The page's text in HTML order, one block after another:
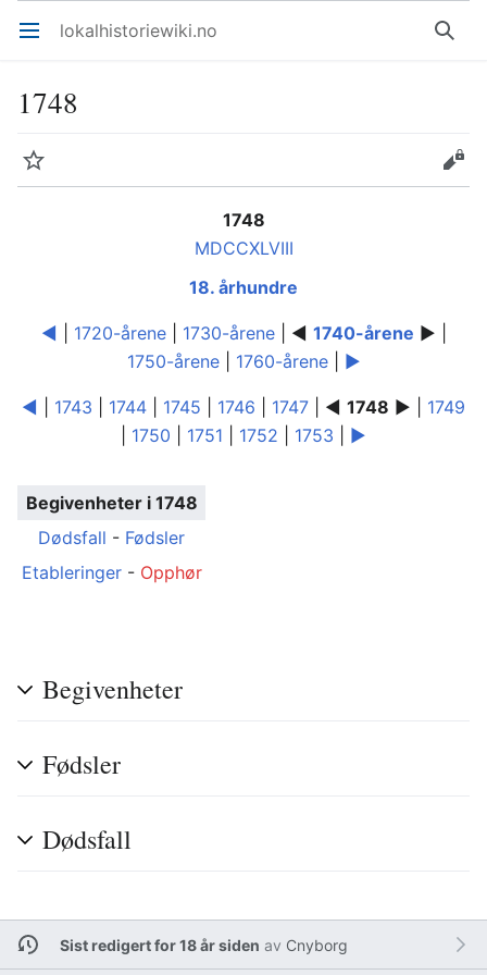
Åpne hovedmenyen lokalhistoriewiki.no Søk
1748
Overvåk Rediger
1748
MDCCXLVIII
18. århundre
◄ 1720-årene| 1730-årene| ◄ 1740-årene ► |
1750-årene| 1760-årene| ►
◄ 1743 1744 1745 1746 1747 | ◄ 1748 ► | 1749
1750 1751 1752 1753 ►
Begivenheter i 1748
Dødsfall - Fødsler
Etableringer- Opphør
Begivenheter
Fødsler
Dødsfall
Sist redigert for 18 år siden av Cnyborg